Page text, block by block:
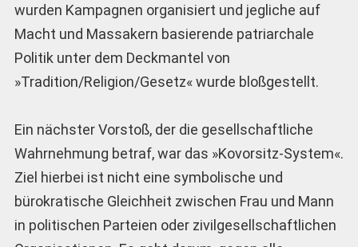
wurden Kampagnen organisiert und jegliche auf
Macht und Massakern basierende patriarchale
Politik unter dem Deckmantel von
»Tradition/Religion/Gesetz« wurde bloßgestellt.
Ein nächster Vorstoß, der die gesellschaftliche
Wahrnehmung betraf, war das »Kovorsitz-System«.
Ziel hierbei ist nicht eine symbolische und
bürokratische Gleichheit zwischen Frau und Mann
in politischen Parteien oder zivilgesellschaftlichen